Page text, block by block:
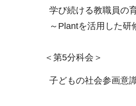
学び続ける教職員の
～Plantを活用した研
＜第5分科会＞
子どもの社会参画意